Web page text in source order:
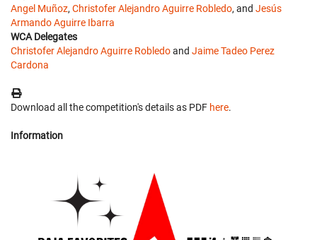
Angel Muñoz, Christofer Alejandro Aguirre Robledo, and Jesús
Armando Aguirre Ibarra
WCA Delegates
Christofer Alejandro Aguirre Robledoand Jaime Tadeo Perez
Cardona
Download all the competition's details as PDF here.
Information